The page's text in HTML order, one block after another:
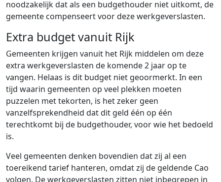
noodzakelijk dat als een budgethouder niet uitkomt, de
gemeente compenseert voor deze werkgeverslasten.
Extra budget vanuit Rijk
Gemeenten krijgen vanuit het Rijk middelen om deze
extra werkgeverslasten de komende 2 jaar op te
vangen. Helaas is dit budget niet geoormerkt. In een
tijd waarin gemeenten op veel plekken moeten
puzzelen met tekorten, is het zeker geen
vanzelfsprekendheid dat dit geld één op één
terechtkomt bij de budgethouder, voor wie het bedoeld
is.
Veel gemeenten denken bovendien dat zij al een
toereikend tarief hanteren, omdat zij de geldende Cao
volgen. De werkgeverslasten zitten niet inbegrepen in